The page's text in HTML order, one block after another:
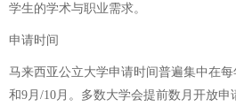
学生的学术与职业需求。
申请时间
马来西亚公立大学申请时间普遍集中在
和9月/10月。多数大学会提前数月开放